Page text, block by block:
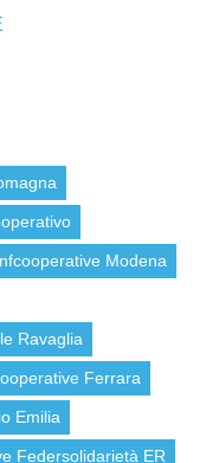
Modena
Ravaglia
Ferrara
Emilia
Federsolidarietà ER